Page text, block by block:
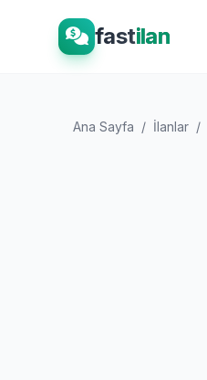
fastilan
Ana Sayfa / İlanlar /